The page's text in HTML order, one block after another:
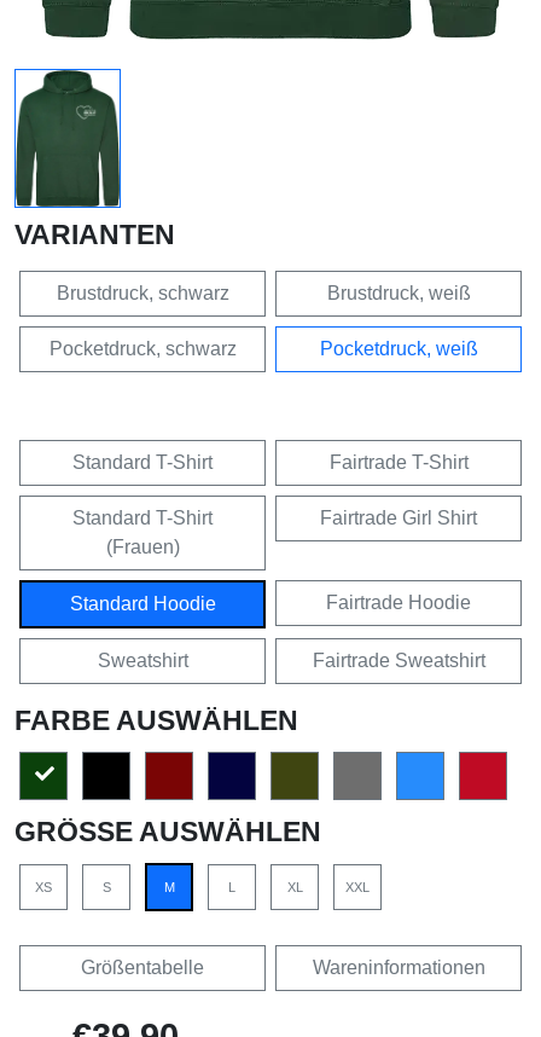
VARIANTEN
Brustdruck, schwarz Brustdruck, weiß
Pocketdruck, schwarz Pocketdruck, weiß
Standard T-Shirt Fairtrade T-Shirt
Standard T-Shirt
(Frauen)
Fairtrade Girl Shirt
Standard Hoodie Fairtrade Hoodie
Sweatshirt Fairtrade Sweatshirt
FARBE AUSWÄHLEN
GRÖSSE AUSWÄHLEN
XS S M L XL XXL
Größentabelle Wareninformationen